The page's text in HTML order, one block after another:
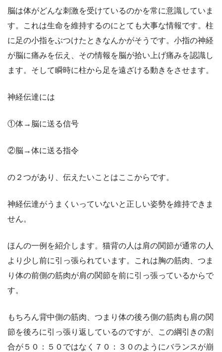
脳は体がどんな刺激を受けているのかを常に意識していま
す。これは生命を維持するのにとても大事な情報です。柱
に足の小指をぶつけたときなんかがそうです。小指の神経
が脳に痛みを伝え、その情報を脳が拾い上げ痛みを認識し
ます。そして瞬時に柱から足を遠ざける動きをさせます。
神経伝達には
①体→脳に送る信号
②脳→体に送る指令
の２つがあり、伝えたいことはここからです。
神経伝達がうまくいっていないと正しい姿勢を維持できま
せん。
ほんの一例を紹介します。猫背の人は肩の関節が通常の人
より少し前に引っ張られています。これは胸の筋肉、つま
り体の前側の筋肉が肩の関節を前に引っ張っているからで
す。
もちろん背中側の筋肉、つまり体の後ろ側の筋肉も肩の関
節を後ろに引っ張り返しているのですが、この綱引きの割
合が５０：５０ではなく７０：３０のようにバランスが崩